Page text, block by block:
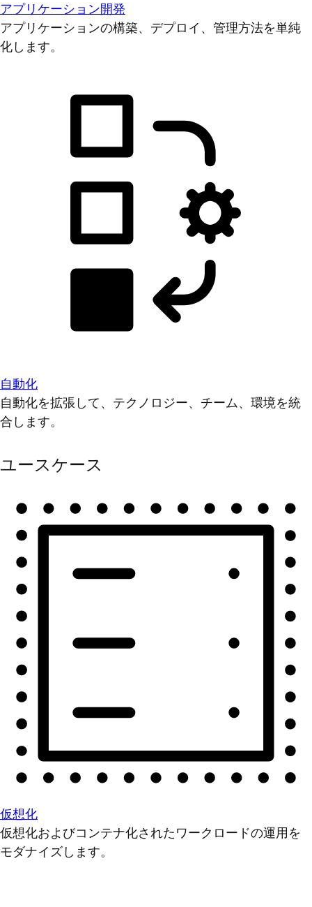
アプリケーション開発
アプリケーションの構築、デプロイ、管理方法を単純
化します。
自動化
自動化を拡張して、テクノロジー、チーム、環境を統
合します。
ユースケース
仮想化
仮想化およびコンテナ化されたワークロードの運用を
モダナイズします。